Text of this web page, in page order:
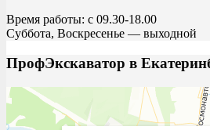
Время работы: с 09.30-18.00
Суббота, Воскресенье — выходной
ПрофЭкскаватор в